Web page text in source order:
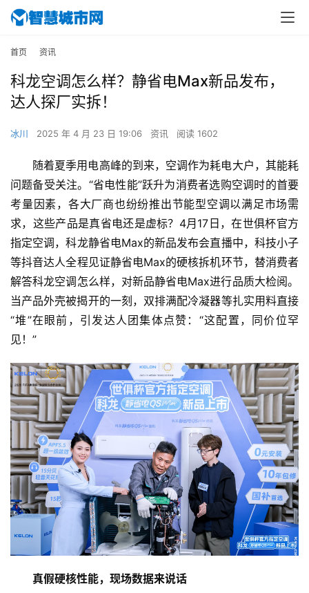
首页 资讯
科龙空调怎么样？静省电Max新品发布，
达人探厂实拆！
冰川 2025 年 4 月 23 日 19:06 资讯 阅读 1602
随着夏季用电高峰的到来，空调作为耗电大户，其能耗
问题备受关注。“省电性能”跃升为消费者选购空调时的首要
考量因素，各大厂商也纷纷推出节能型空调以满足市场需
求，这些产品是真省电还是虚标？4月17日，在世俱杯官方
指定空调，科龙静省电Max的新品发布会直播中，科技小子
等抖音达人全程见证静省电Max的硬核拆机环节，替消费者
解答科龙空调怎么样，对新品静省电Max进行品质大检阅。
当产品外壳被揭开的一刻，双排满配冷凝器等扎实用料直接
“堆”在眼前，引发达人团集体点赞：“这配置，同价位罕
见！”
真假硬核性能，现场数据来说话